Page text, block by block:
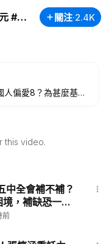
#紀元香港
紀元香港 Epoch News HK|大紀元 #粵語
關注·2.4K
偏愛8？為甚麼基督
深度內容創作。
this video.
中全會補不補？
，補缺恐一路
前